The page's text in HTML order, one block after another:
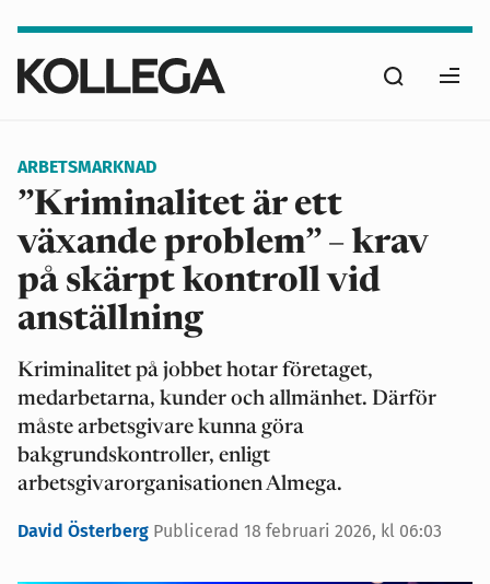
huvudinnehåll
Sök
ARBETSMARKNAD
”Kriminalitet är ett
växande problem” – krav
på skärpt kontroll vid
anställning
Kriminalitet på jobbet hotar företaget,
medarbetarna, kunder och allmänhet. Därför
måste arbetsgivare kunna göra
bakgrundskontroller, enligt
arbetsgivarorganisationen Almega.
David Österberg Publicerad 18 februari 2026, kl 06:03